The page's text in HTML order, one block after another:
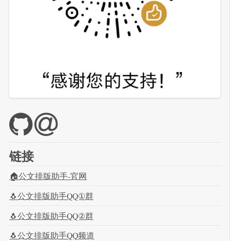
链接
🏠公文排版助手-官网
🐧公文排版助手QQ①群
🐧公文排版助手QQ②群
🐧公文排版助手QQ频道